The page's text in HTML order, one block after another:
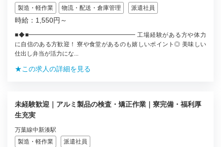
製造・軽作業
物流・配送・倉庫管理 派遣社員
時給：1,550円～
■◆■━━━━━━━━━━━━━━━━━━ 工場経験がある方や体力
に自信のある方歓迎！ 寮や食堂があるのも嬉しいポイント◎ 美味しい
仕出し弁当が活力にな...
★この求人の詳細を見る
未経験歓迎｜アルミ製品の検査・矯正作業｜寮完備・福利厚
生充実
万葉線中新湊駅
製造・軽作業
派遣社員